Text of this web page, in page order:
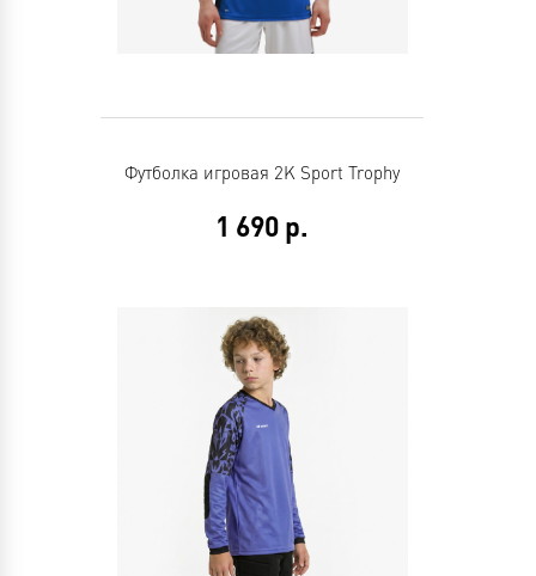
Футболка игровая 2K Sport Trophy
1 690 р.